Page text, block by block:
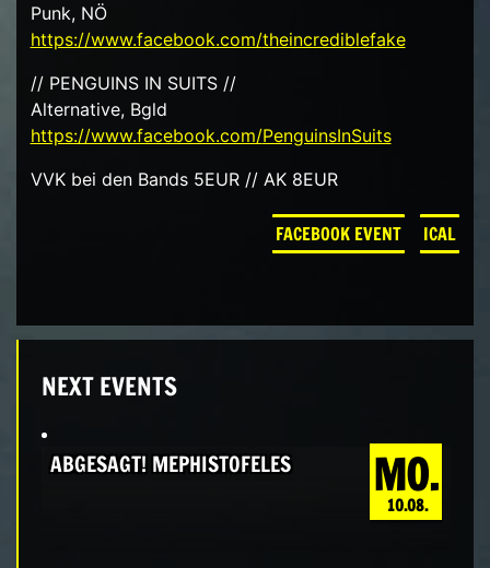
Punk, NÖ
https://www.facebook.com/theincrediblefake
// PENGUINS IN SUITS //
Alternative, Bgld
https://www.facebook.com/PenguinsInSuits
VVK bei den Bands 5EUR // AK 8EUR
FACEBOOK EVENT ICAL
NEXT EVENTS
MO.
10.08.
ABGESAGT! MEPHISTOFELES